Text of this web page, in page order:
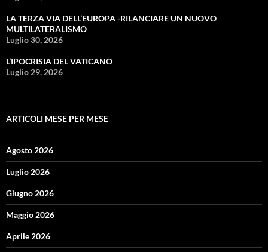
LA TERZA VIA DELL’EUROPA -RILANCIARE UN NUOVO
MULTILATERALISMO
Luglio 30, 2026
L’IPOCRISIA DEL VATICANO
Luglio 29, 2026
ARTICOLI MESE PER MESE
Agosto 2026
Luglio 2026
Giugno 2026
Maggio 2026
Aprile 2026